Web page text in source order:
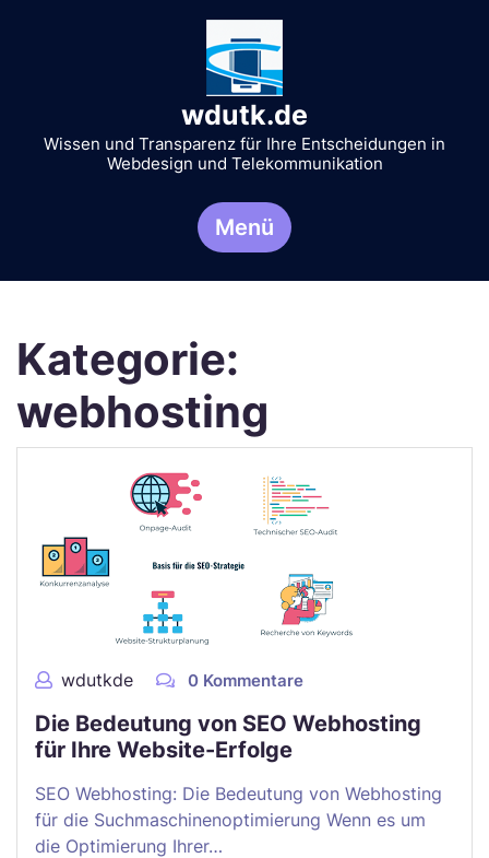
wdutk.de
Wissen und Transparenz für Ihre Entscheidungen in
Webdesign und Telekommunikation
Menü
Kategorie:
webhosting
wdutkde 0 Kommentare
Die Bedeutung von SEO Webhosting
für Ihre Website-Erfolge
SEO Webhosting: Die Bedeutung von Webhosting
für die Suchmaschinenoptimierung Wenn es um
die Optimierung Ihrer…